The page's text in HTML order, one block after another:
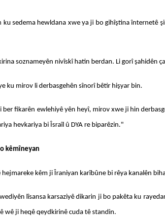
ku sedema hewldana xwe ya ji bo gihîştina înternetê
soznameyên nivîskî hatin berdan. Li gorî şahidên
ku mirov li derbasgehên sînorî bêtir hişyar bin.
ber fikarên ewlehiyê yên heyî, mirov xwe ji hin
hevkariya bi Îsraîl û DYA re biparêzin."
kêmîneyan
hejmareke kêm ji Îraniyan karîbûne bi rêya kanalên
lîsansa karsaziyê dikarin ji bo pakêta ku
wê ji heqê qeydkirinê cuda tê standin.